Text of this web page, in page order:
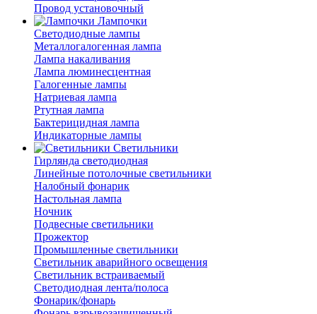
Провод установочный
Лампочки
Светодиодные лампы
Металлогалогенная лампа
Лампа накаливания
Лампа люминесцентная
Галогенные лампы
Натриевая лампа
Ртутная лампа
Бактерицидная лампа
Индикаторные лампы
Светильники
Гирлянда светодиодная
Линейные потолочные светильники
Налобный фонарик
Настольная лампа
Ночник
Подвесные светильники
Прожектор
Промышленные светильники
Светильник аварийного освещения
Светильник встраиваемый
Светодиодная лента/полоса
Фонарик/фонарь